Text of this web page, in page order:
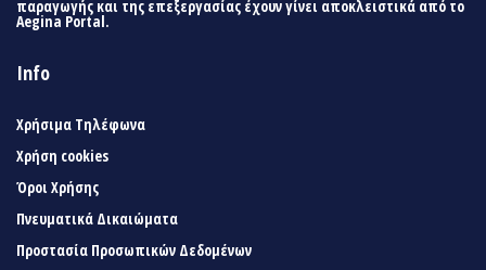
παραγωγής και της επεξεργασίας έχουν γίνει αποκλειστικά από το
Aegina Portal.
Info
Χρήσιμα Τηλέφωνα
Χρήση cookies
Όροι Χρήσης
Πνευματικά Δικαιώματα
Προστασία Προσωπικών Δεδομένων